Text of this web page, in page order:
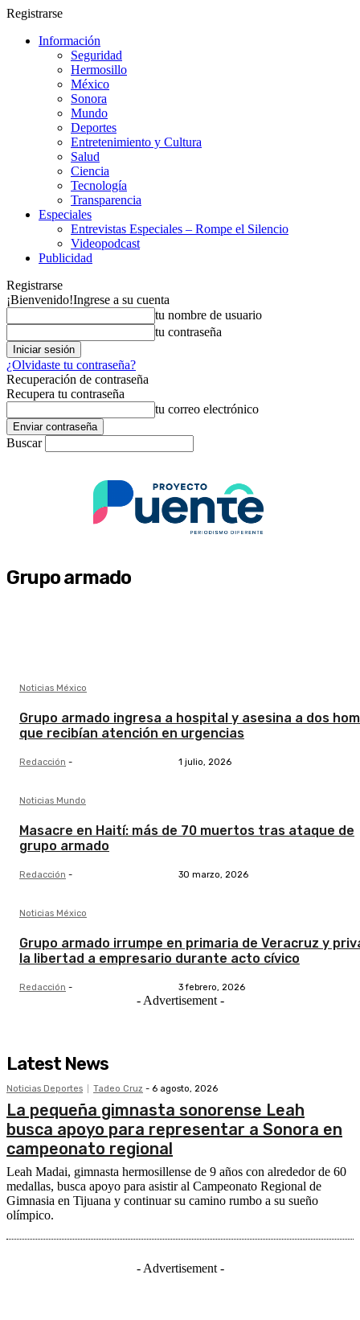
Registrarse
Información
Seguridad
Hermosillo
México
Sonora
Mundo
Deportes
Entretenimiento y Cultura
Salud
Ciencia
Tecnología
Transparencia
Especiales
Entrevistas Especiales – Rompe el Silencio
Videopodcast
Publicidad
Registrarse
¡Bienvenido!Ingrese a su cuenta
tu nombre de usuario
tu contraseña
¿Olvidaste tu contraseña?
Recuperación de contraseña
Recupera tu contraseña
tu correo electrónico
Buscar
Grupo armado
Noticias México
Grupo armado ingresa a hospital y asesina a dos
que recibían atención en urgencias
Redacción - 1 julio, 2026
Noticias Mundo
Masacre en Haití: más de 70 muertos tras ataque de
grupo armado
Redacción - 30 marzo, 2026
Noticias México
Grupo armado irrumpe en primaria de Veracruz y
la libertad a empresario durante acto cívico
Redacción - 3 febrero, 2026
- Advertisement -
Latest News
Noticias Deportes Tadeo Cruz - 6 agosto, 2026
La pequeña gimnasta sonorense Leah
busca apoyo para representar a Sonora en
campeonato regional
Leah Madai, gimnasta hermosillense de 9 años con alrededor de 60
medallas, busca apoyo para asistir al Campeonato Regional de
Gimnasia en Tijuana y continuar su camino rumbo a su sueño
olímpico.
- Advertisement -